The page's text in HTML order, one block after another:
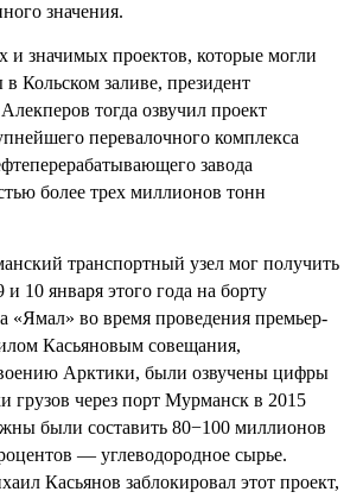
значения.
и значимых проектов, которые могли
Кольском заливе, президент
тогда озвучил проект
перевалочного комплекса
завода
более трех миллионов тонн
транспортный узел мог получить
10 января этого года на борту
«Ямал» во время проведения премьер-
Касьяновым совещания,
Арктики, были озвучены цифры
грузов через порт Мурманск в 2015
были составить 80−100 миллионов
— углеводородное сырье.
Касьянов заблокировал этот проект,